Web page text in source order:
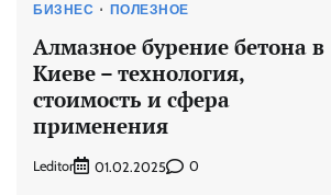
БИЗНЕС ПОЛЕЗНОЕ
Алмазное бурение бетона в
Киеве – технология,
стоимость и сфера
применения
Leditor 01.02.2025 0